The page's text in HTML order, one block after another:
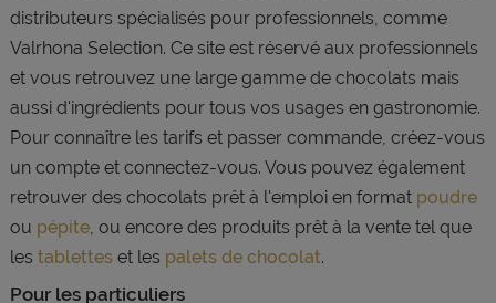
distributeurs spécialisés pour professionnels, comme
Valrhona Selection. Ce site est réservé aux professionnels
et vous retrouvez une large gamme de chocolats mais
aussi d'ingrédients pour tous vos usages en gastronomie.
Pour connaître les tarifs et passer commande, créez-vous
un compte et connectez-vous. Vous pouvez également
retrouver des chocolats prêt à l'emploi en format poudre
ou pépite, ou encore des produits prêt à la vente tel que
les tabletteset les palets de chocolat.
Pour les particuliers